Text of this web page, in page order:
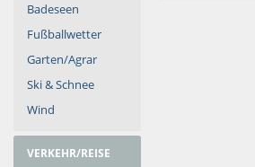
Badeseen
Fußballwetter
Garten/Agrar
Ski & Schnee
Wind
VERKEHR/REISE